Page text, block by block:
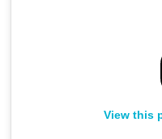
View this